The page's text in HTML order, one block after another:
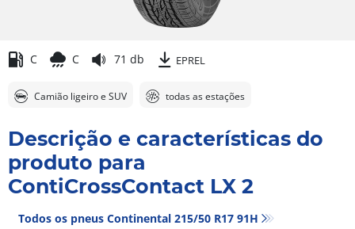
C C 71 db EPREL
Camião ligeiro e SUV todas as estações
Descrição e características do
produto para
ContiCrossContact LX 2
Todos os pneus Continental 215/50 R17 91H